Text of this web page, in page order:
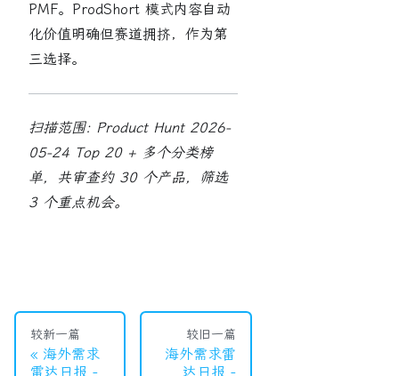
PMF。ProdShort 模式内容自动
化价值明确但赛道拥挤，作为第
三选择。
扫描范围: Product Hunt 2026-
05-24 Top 20 + 多个分类榜
单，共审查约 30 个产品，筛选
3 个重点机会。
较新一篇
海外需求
雷达日报 -
较旧一篇
海外需求雷
达日报 -